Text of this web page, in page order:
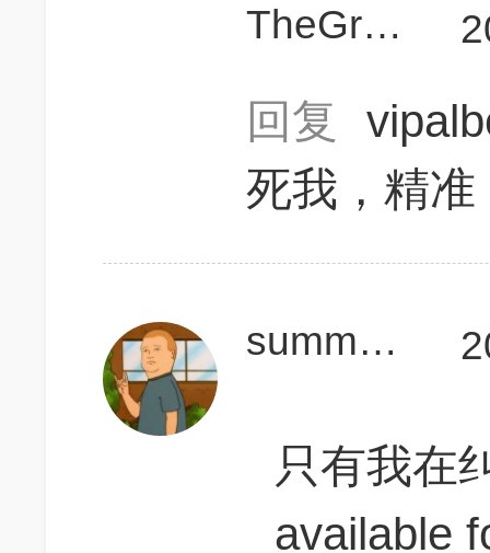
TheGreatTony
回复
死我，精准
summyzhang
只有我在
available